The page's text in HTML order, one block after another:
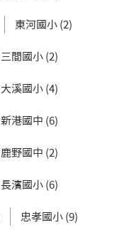
東河國小 (2)
三間國小 (2)
大溪國小 (4)
新港國中 (6)
鹿野國中 (2)
長濱國小 (6)
忠孝國小 (9)